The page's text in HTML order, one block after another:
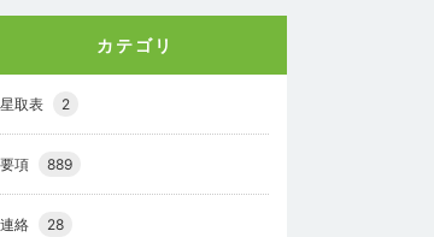
カテゴリ
星取表 2
要項 889
連絡 28